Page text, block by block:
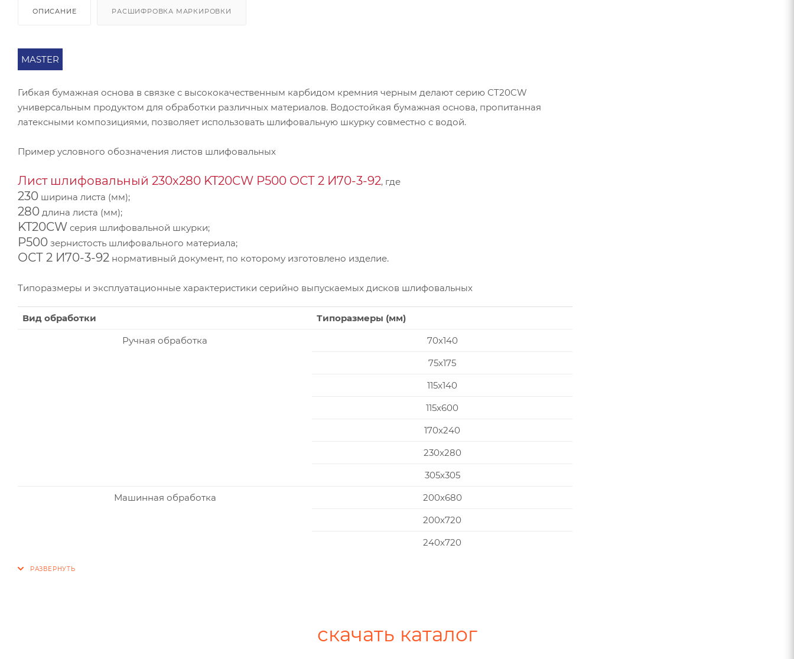
ОПИСАНИЕ РАСШИФРОВКА МАРКИРОВКИ
MASTER
Гибкая бумажная основа в связке с высококачественным карбидом кремния черным делают серию СT20CW
универсальным продуктом для обработки различных материалов. Водостойкая бумажная основа, пропитанная
латексными композициями, позволяет использовать шлифовальную шкурку совместно с водой.
Пример условного обозначения листов шлифовальных
Лист шлифовальный 230х280 KT20CW P500 ОСТ 2 И70-3-92, где
230 ширина листа (мм);
280 длина листа (мм);
KT20CW серия шлифовальной шкурки;
P500 зернистость шлифовального материала;
ОСТ 2 И70-3-92 нормативный документ, по которому изготовлено изделие.
Типоразмеры и эксплуатационные характеристики серийно выпускаемых дисков шлифовальных
Вид обработки
Типоразмеры (мм)
Ручная обработка
70x140
75x175
115x140
115x600
170x240
230x280
305x305
Машинная обработка
200х680
200х720
240х720
скачать каталог